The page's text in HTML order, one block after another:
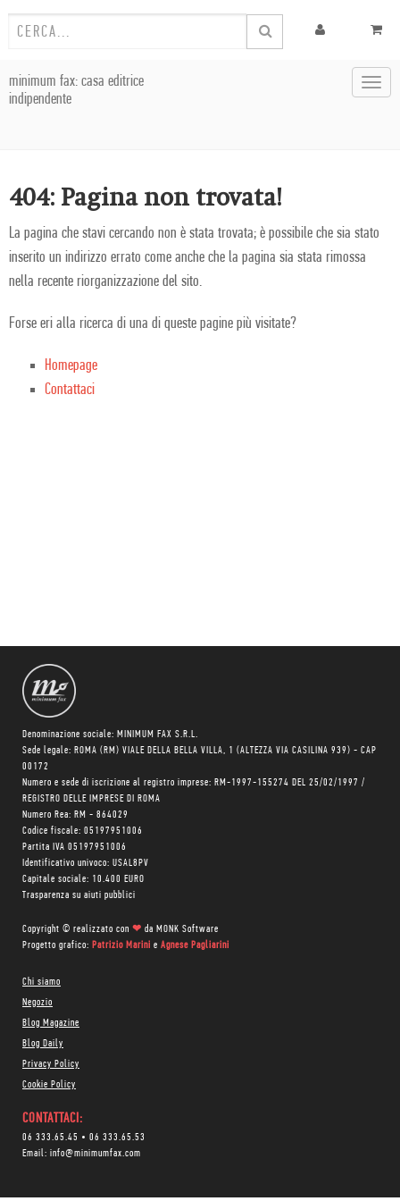
minimum fax: casa editrice
indipendente
404: Pagina non trovata!
La pagina che stavi cercando non è stata trovata; è possibile che sia stato
inserito un indirizzo errato come anche che la pagina sia stata rimossa
nella recente riorganizzazione del sito.
Forse eri alla ricerca di una di queste pagine più visitate?
Homepage
Contattaci
Denominazione sociale: MINIMUM FAX S.R.L.
Sede legale: ROMA (RM) VIALE DELLA BELLA VILLA, 1 (ALTEZZA VIA CASILINA 939) - CAP
00172
Numero e sede di iscrizione al registro imprese: RM-1997-155274 DEL 25/02/1997 /
REGISTRO DELLE IMPRESE DI ROMA
Numero Rea: RM - 864029
Codice fiscale: 05197951006
Partita IVA 05197951006
Identificativo univoco: USAL8PV
Capitale sociale: 10.400 EURO
Trasparenza su aiuti pubblici
Copyright © realizzato con ❤ da MONK Software
Progetto grafico: Patrizio Marini e Agnese Pagliarini
Chi siamo
Negozio
Blog Magazine
Blog Daily
Privacy Policy
Cookie Policy
CONTATTACI:
06 333.65.45 • 06 333.65.53
Email: info@minimumfax.com